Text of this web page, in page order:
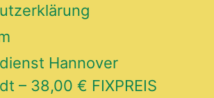
Hannover
– 38,00 € FIXPREIS